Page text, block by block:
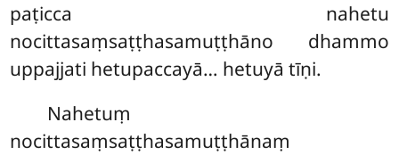
paṭicca nahetu
nocittasaṃsaṭṭhasamuṭṭhāno dhammo
uppajjati hetupaccayā… hetuyā tīṇi.
Nahetuṃ
nocittasaṃsaṭṭhasamuṭṭhānaṃ